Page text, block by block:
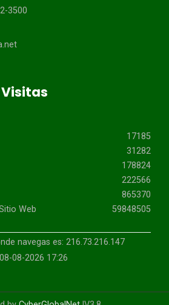
3500
Web
17185
31282
178824
222566
865370
59848505
navegas es: 216.73.216.147
08-08-2026 17:26